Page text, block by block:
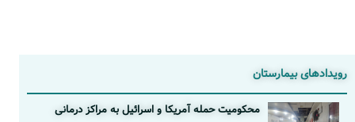
رویدادهای بیمارستان
محکومیت حمله آمریکا و اسرائیل به مراکز درمانی